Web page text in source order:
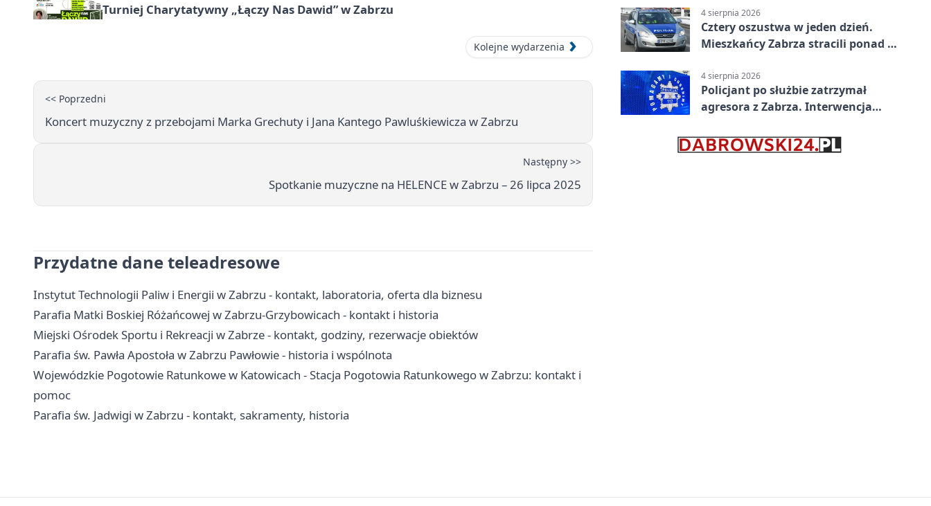
Turniej Charytatywny „Łączy Nas Dawid” w Zabrzu
Kolejne wydarzenia
<< Poprzedni
Koncert muzyczny z przebojami Marka Grechuty i Jana Kantego Pawluśkiewicza w Zabrzu
Następny >>
Spotkanie muzyczne na HELENCE w Zabrzu – 26 lipca 2025
Przydatne dane teleadresowe
Instytut Technologii Paliw i Energii w Zabrzu - kontakt, laboratoria, oferta dla biznesu
Parafia Matki Boskiej Różańcowej w Zabrzu-Grzybowicach - kontakt i historia
Miejski Ośrodek Sportu i Rekreacji w Zabrze - kontakt, godziny, rezerwacje obiektów
Parafia św. Pawła Apostoła w Zabrzu Pawłowie - historia i wspólnota
Wojewódzkie Pogotowie Ratunkowe w Katowicach - Stacja Pogotowia Ratunkowego w Zabrzu: kontakt i
pomoc
Parafia św. Jadwigi w Zabrzu - kontakt, sakramenty, historia
4 sierpnia 2026
Cztery oszustwa w jeden dzień.
Mieszkańcy Zabrza stracili ponad 6
4 sierpnia 2026
Policjant po służbie zatrzymał
agresora z Zabrza. Interwencja